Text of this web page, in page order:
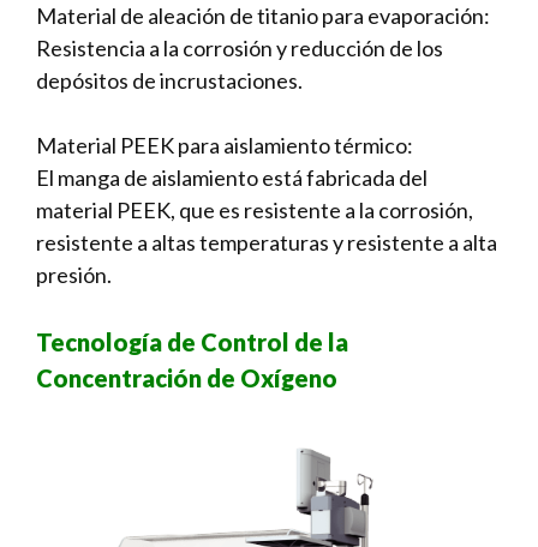
Material de aleación de titanio para evaporación:
Resistencia a la corrosión y reducción de los
depósitos de incrustaciones.
Material PEEK para aislamiento térmico:
El manga de aislamiento está fabricada del
material PEEK, que es resistente a la corrosión,
resistente a altas temperaturas y resistente a alta
presión.
Tecnología de Control de la
Concentración de Oxígeno